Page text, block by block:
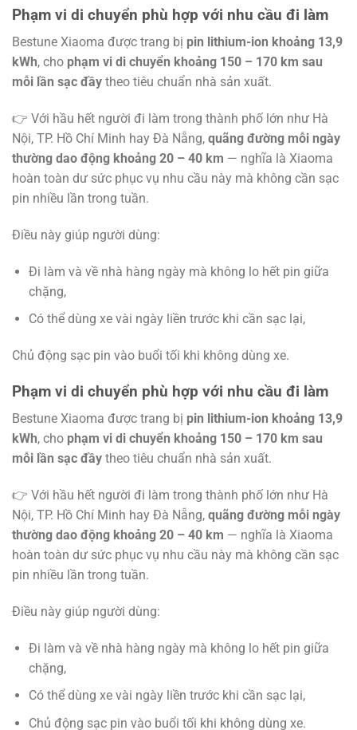
Phạm vi di chuyển phù hợp với nhu cầu đi làm
Bestune Xiaoma được trang bị pin lithium-ion khoảng 13,9
kWh, cho phạm vi di chuyển khoảng 150 – 170 km sau
mỗi lần sạc đầy theo tiêu chuẩn nhà sản xuất.
👉 Với hầu hết người đi làm trong thành phố lớn như Hà
Nội, TP. Hồ Chí Minh hay Đà Nẵng, quãng đường mỗi ngày
thường dao động khoảng 20 – 40 km — nghĩa là Xiaoma
hoàn toàn dư sức phục vụ nhu cầu này mà không cần sạc
pin nhiều lần trong tuần.
Điều này giúp người dùng:
Đi làm và về nhà hàng ngày mà không lo hết pin giữa
chặng,
Có thể dùng xe vài ngày liền trước khi cần sạc lại,
Chủ động sạc pin vào buổi tối khi không dùng xe.
Phạm vi di chuyển phù hợp với nhu cầu đi làm
Bestune Xiaoma được trang bị pin lithium-ion khoảng 13,9
kWh, cho phạm vi di chuyển khoảng 150 – 170 km sau
mỗi lần sạc đầy theo tiêu chuẩn nhà sản xuất.
👉 Với hầu hết người đi làm trong thành phố lớn như Hà
Nội, TP. Hồ Chí Minh hay Đà Nẵng, quãng đường mỗi ngày
thường dao động khoảng 20 – 40 km — nghĩa là Xiaoma
hoàn toàn dư sức phục vụ nhu cầu này mà không cần sạc
pin nhiều lần trong tuần.
Điều này giúp người dùng:
Đi làm và về nhà hàng ngày mà không lo hết pin giữa
chặng,
Có thể dùng xe vài ngày liền trước khi cần sạc lại,
Chủ động sạc pin vào buổi tối khi không dùng xe.